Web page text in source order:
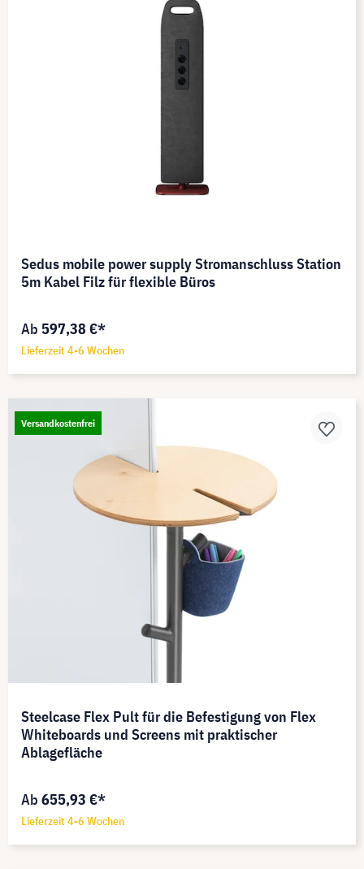
Sedus mobile power supply Stromanschluss Station
5m Kabel Filz für flexible Büros
Ab 597,38 €*
Lieferzeit 4-6 Wochen
Versandkostenfrei
Steelcase Flex Pult für die Befestigung von Flex
Whiteboards und Screens mit praktischer
Ablagefläche
Ab 655,93 €*
Lieferzeit 4-6 Wochen